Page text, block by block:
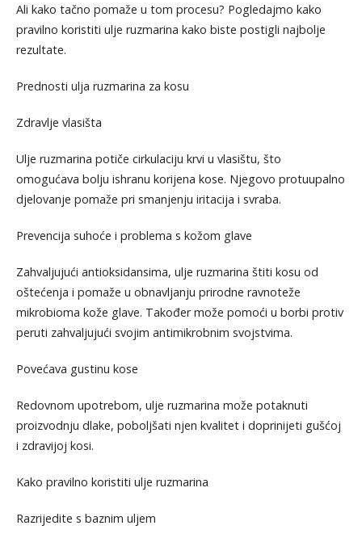
Ali kako tačno pomaže u tom procesu? Pogledajmo kako
pravilno koristiti ulje ruzmarina kako biste postigli najbolje
rezultate.
Prednosti ulja ruzmarina za kosu
Zdravlje vlasišta
Ulje ruzmarina potiče cirkulaciju krvi u vlasištu, što
omogućava bolju ishranu korijena kose. Njegovo protuupalno
djelovanje pomaže pri smanjenju iritacija i svraba.
Prevencija suhoće i problema s kožom glave
Zahvaljujući antioksidansima, ulje ruzmarina štiti kosu od
oštećenja i pomaže u obnavljanju prirodne ravnoteže
mikrobioma kože glave. Također može pomoći u borbi protiv
peruti zahvaljujući svojim antimikrobnim svojstvima.
Povećava gustinu kose
Redovnom upotrebom, ulje ruzmarina može potaknuti
proizvodnju dlake, poboljšati njen kvalitet i doprinijeti gušćoj
i zdravijoj kosi.
Kako pravilno koristiti ulje ruzmarina
Razrijedite s baznim uljem